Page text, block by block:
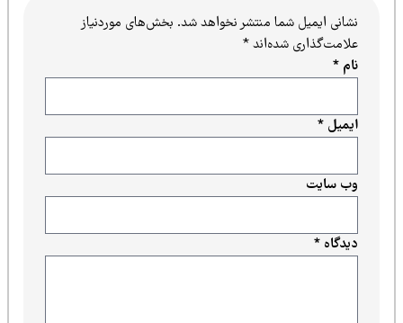
نشانی ایمیل شما منتشر نخواهد شد.بخش‌های موردنیاز
علامت‌گذاری شده‌اند*
دیدگاه*
ایمیل*
وب‌ سایت